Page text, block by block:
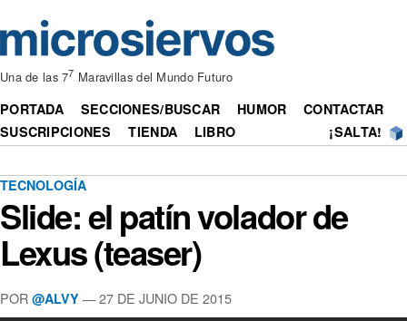
Una de las 77 Maravillas del Mundo Futuro
PORTADA SECCIONES/BUSCAR HUMOR
CONTACTAR
SUSCRIPCIONES
TIENDA LIBRO ¡SALTA!
TECNOLOGÍA
Slide: el patín volador de
Lexus (teaser)
POR @ALVY — 27 DE JUNIO DE 2015